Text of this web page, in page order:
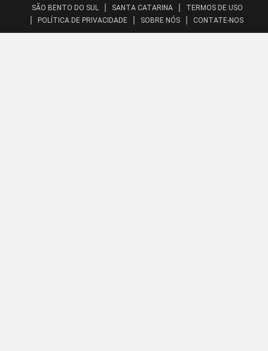
SÃO BENTO DO SUL
SANTA CATARINA
TERMOS DE USO
POLÍTICA DE PRIVACIDADE
SOBRE NÓS CONTATE-NOS